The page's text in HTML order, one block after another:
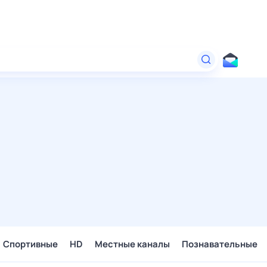
Спортивные HD Местные каналы Познавательные